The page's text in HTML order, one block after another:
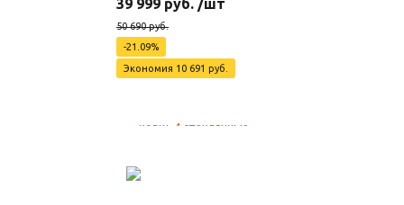
39 999 руб. /шт
50 690 руб.
-21.09%
Экономия 10 691 руб.